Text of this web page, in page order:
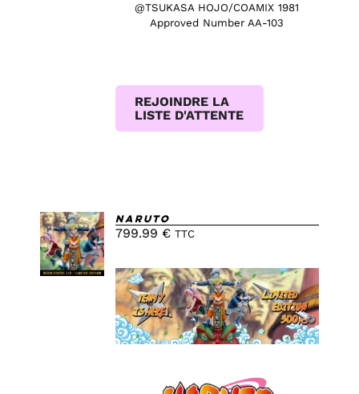
@TSUKASA HOJO/COAMIX 1981
Approved Number AA-103
REJOINDRE LA
LISTE D'ATTENTE
AJOUTER
AU
PANIER
/
DETAILS
Naruto
799.99 € TTC